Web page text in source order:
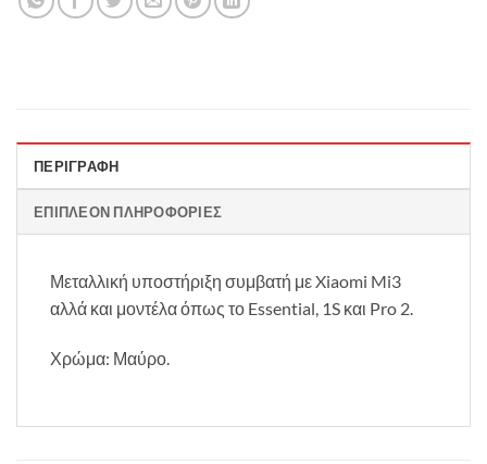
ΠΕΡΙΓΡΑΦΉ
ΕΠΙΠΛΈΟΝ ΠΛΗΡΟΦΟΡΊΕΣ
Μεταλλική υποστήριξη συμβατή με Xiaomi Mi3
αλλά και μοντέλα όπως το Essential, 1S και Pro 2.
Χρώμα: Μαύρο.